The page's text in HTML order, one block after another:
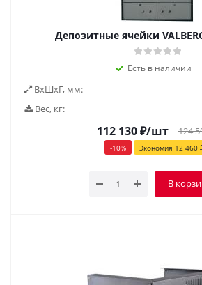
Депозитные ячейки
Есть в наличии
ВxШxГ, мм:
Вес, кг:
112 130₽/шт 124
-10% Экономия 12 460
В